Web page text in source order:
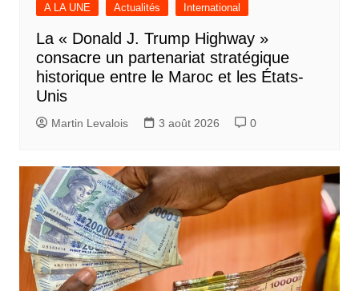
A LA UNE Actualités International
La « Donald J. Trump Highway »
consacre un partenariat stratégique
historique entre le Maroc et les États-
Unis
Martin Levalois 3 août 2026 0